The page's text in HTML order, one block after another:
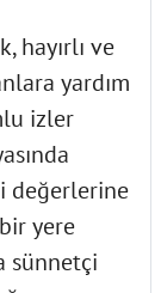
hayırlı ve
yardım
izler
değerlerine
yere
sünnetçi